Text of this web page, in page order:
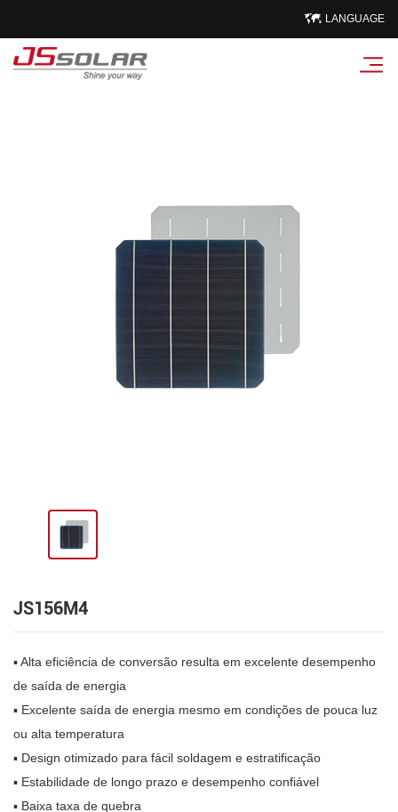
LANGUAGE
JS156M4
▪ Alta eficiência de conversão resulta em excelente desempenho
de saída de energia
▪ Excelente saída de energia mesmo em condições de pouca luz
ou alta temperatura
▪ Design otimizado para fácil soldagem e estratificação
▪ Estabilidade de longo prazo e desempenho confiável
▪ Baixa taxa de quebra